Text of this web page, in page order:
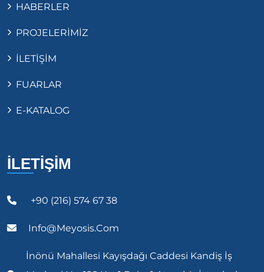
HABERLER
PROJELERİMİZ
İLETİŞİM
FUARLAR
E-KATALOG
İLETİŞİM
+90 (216) 574 67 38
Info@meyosis.com
İnönü Mahallesi Kayışdağı Caddesi Kandiş İş